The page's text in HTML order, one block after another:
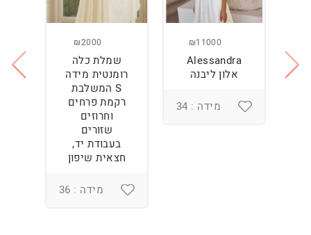
₪11000
Alessandra
אלון ליבנה
מידה : 34
₪2000
שמלת כלה
רומנטית מידה
S המשלבת
רקמת פרחים
וחרוזים
שזורים
בעבודת יד,
חצאית שיפון
מידה : 36